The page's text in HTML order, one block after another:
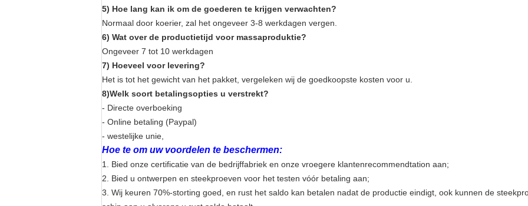
5) Hoe lang kan ik om de goederen te krijgen verwachten?
Normaal door koerier, zal het ongeveer 3-8 werkdagen vergen.
6) Wat over de productietijd voor massaproduktie?
Ongeveer 7 tot 10 werkdagen
7) Hoeveel voor levering?
Het is tot het gewicht van het pakket, vergeleken wij de goedkoopste kosten voor u.
8)Welk soort betalingsopties u verstrekt?
- Directe overboeking
- Online betaling (Paypal)
- westelijke unie,
Hoe te om uw voordelen te beschermen:
1. Bied onze certificatie van de bedrijffabriek en onze vroegere klantenrecommendtation aan;
2. Bied u ontwerpen en steekproeven voor het testen vóór betaling aan;
3. Wij keuren 70%-storting goed, en rust het saldo kan betalen nadat de productie eindigt, ook kunnen de